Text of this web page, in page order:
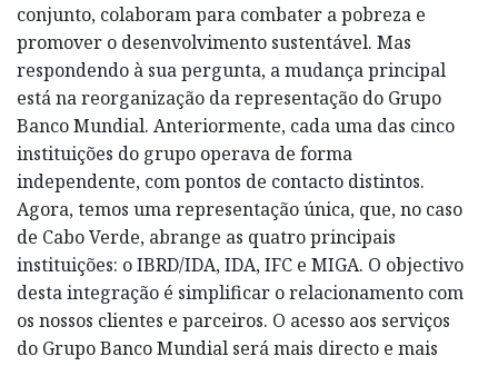
conjunto, colaboram para combater a pobreza e
promover o desenvolvimento sustentável. Mas
respondendo à sua pergunta, a mudança principal
está na reorganização da representação do Grupo
Banco Mundial. Anteriormente, cada uma das cinco
instituições do grupo operava de forma
independente, com pontos de contacto distintos.
Agora, temos uma representação única, que, no caso
de Cabo Verde, abrange as quatro principais
instituições: o IBRD/IDA, IDA, IFC e MIGA. O objectivo
desta integração é simplificar o relacionamento com
os nossos clientes e parceiros. O acesso aos serviços
do Grupo Banco Mundial será mais directo e mais